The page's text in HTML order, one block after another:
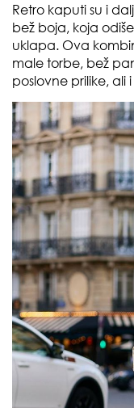
Retro kaputi su i
bež boja, koja
uklapa. Ova
male torbe, bež
poslovne prilike, ali